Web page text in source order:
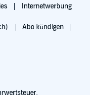
Internetwerbung
Abo kündigen